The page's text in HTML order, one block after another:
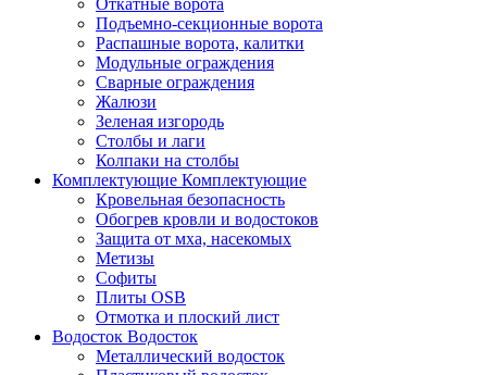
Откатные ворота
Подъемно-секционные ворота
Распашные ворота, калитки
Модульные ограждения
Сварные ограждения
Жалюзи
Зеленая изгородь
Столбы и лаги
Колпаки на столбы
Комплектующие Комплектующие
Кровельная безопасность
Обогрев кровли и водостоков
Защита от мха, насекомых
Метизы
Софиты
Плиты OSB
Отмотка и плоский лист
Водосток Водосток
Металлический водосток